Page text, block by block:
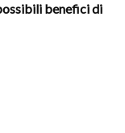
benefici di